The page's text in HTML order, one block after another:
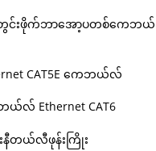
င်းဖိုက်ဘာအော့ပတစ်ကေဘယ်
CAT5E ကေဘယ်လ်
လ် Ethernet CAT6
နီတယ်လီဖုန်းကြိုး